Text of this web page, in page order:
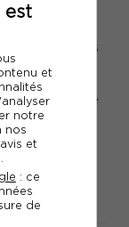
est
et
notre
nos
et
: ce
de
difficiles
face